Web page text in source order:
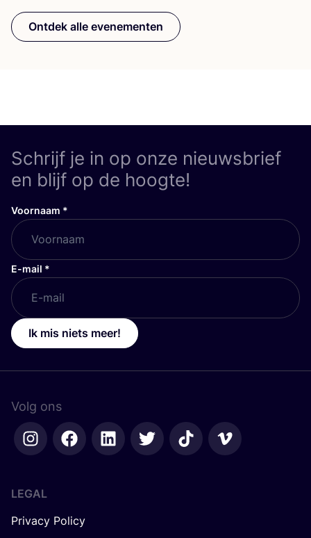
Ontdek alle evenementen
Schrijf je in op onze nieuwsbrief
en blijf op de hoogte!
Voornaam *
E-mail *
Ik mis niets meer!
Volg ons
LEGAL
Privacy Policy